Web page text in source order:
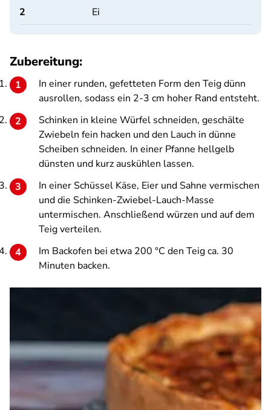
2
Ei
Zubereitung:
In einer runden, gefetteten Form den Teig dünn
ausrollen, sodass ein 2-3 cm hoher Rand entsteht.
Schinken in kleine Würfel schneiden, geschälte
Zwiebeln fein hacken und den Lauch in dünne
Scheiben schneiden. In einer Pfanne hellgelb
dünsten und kurz auskühlen lassen.
In einer Schüssel Käse, Eier und Sahne vermischen
und die Schinken-Zwiebel-Lauch-Masse
untermischen. Anschließend würzen und auf dem
Teig verteilen.
Im Backofen bei etwa 200 °C den Teig ca. 30
Minuten backen.